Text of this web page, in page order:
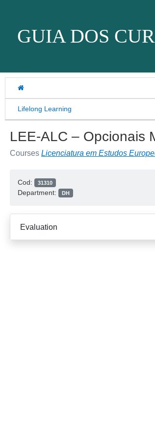
GUIA DOS
Lifelong Learning
LEE-ALC – Opcionais
Courses Licenciatura em Estudos
Cod: 31310
Department: DH
Evaluation